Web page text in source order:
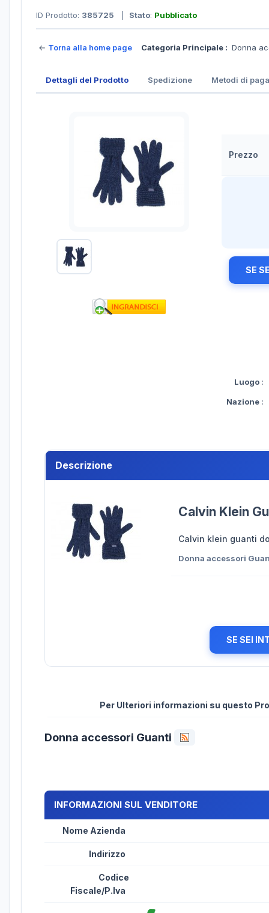
ID Prodotto: 385725 Stato: Pubblicato
← Torna alla home page Categoria Principale : Donna
Dettagli del Prodotto Spedizione Metodi di
Prezzo
SE
Luogo :
Nazione :
Descrizione
Calvin Klein
Calvin klein guanti
Donna accessori
SE SEI
Per Ulteriori informazioni su questo
Donna accessori Guanti
INFORMAZIONI SUL VENDITORE
Nome Azienda
Indirizzo
Codice
Fiscale/P.Iva